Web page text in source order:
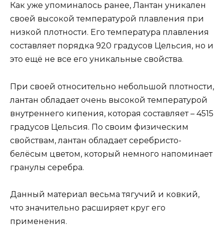
Как уже упоминалось ранее, Лантан уникален
своей высокой температурой плавления при
низкой плотности. Его температура плавления
составляет порядка 920 градусов Цельсия, но и
это ещё не все его уникальные свойства.
При своей относительно небольшой плотности,
лантан обладает очень высокой температурой
внутреннего кипения, которая составляет – 4515
градусов Цельсия. По своим физическим
свойствам, лантан обладает серебристо-
белёсым цветом, который немного напоминает
гранулы серебра.
Данный материал весьма тягучий и ковкий,
что значительно расширяет круг его
применения.